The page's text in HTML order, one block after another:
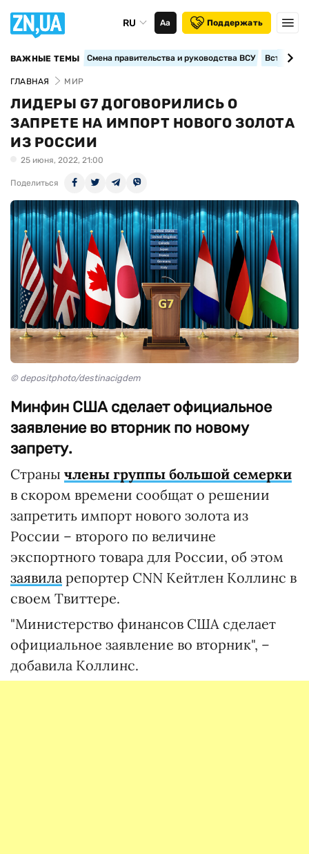
RU Аа Поддержать
ВАЖНЫЕ ТЕМЫ Смена правительства и руководства ВСУ
ГЛАВНАЯ МИР
ЛИДЕРЫ G7 ДОГОВОРИЛИСЬ О
ЗАПРЕТЕ НА ИМПОРТ НОВОГО ЗОЛОТА
ИЗ РОССИИ
25 июня, 2022, 21:00
Поделиться
© depositphoto/destinacigdem
Минфин США сделает официальное
заявление во вторник по новому
запрету.
Страны члены группы большой семерки
в скором времени сообщат о решении
запретить импорт нового золота из
России – второго по величине
экспортного товара для России, об этом
заявила репортер CNN Кейтлен Коллинс в
своем Твиттере.
"Министерство финансов США сделает
официальное заявление во вторник", –
добавила Коллинс.